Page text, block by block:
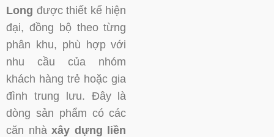
Long được thiết kế hiện
đại, đồng bộ theo từng
phân khu, phù hợp với
nhu cầu của nhóm
khách hàng trẻ hoặc gia
đình trung lưu. Đây là
dòng sản phẩm có các
căn nhàxây dựng liền